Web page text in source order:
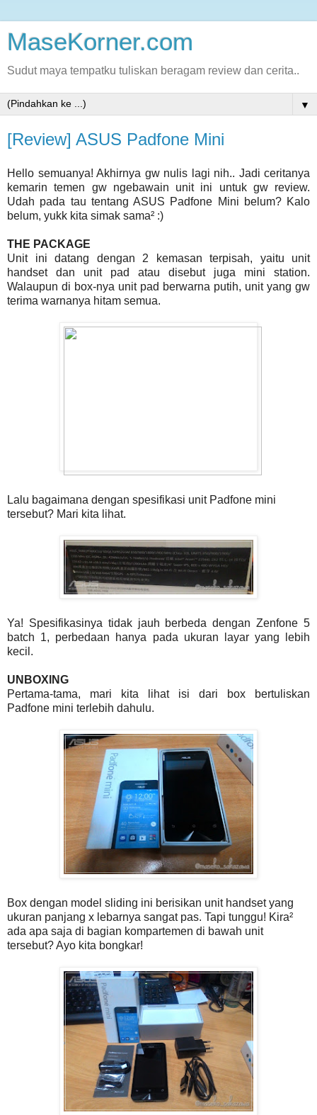
MaseKorner.com
Sudut maya tempatku tuliskan beragam review dan cerita..
▼
[Review] ASUS Padfone Mini
Hello semuanya! Akhirnya gw nulis lagi nih.. Jadi ceritanya
kemarin temen gw ngebawain unit ini untuk gw review.
Udah pada tau tentang ASUS Padfone Mini belum? Kalo
belum, yukk kita simak sama² :)
THE PACKAGE
Unit ini datang dengan 2 kemasan terpisah, yaitu unit
handset dan unit pad atau disebut juga mini station.
Walaupun di box-nya unit pad berwarna putih, unit yang gw
terima warnanya hitam semua.
Lalu bagaimana dengan spesifikasi unit Padfone mini
tersebut? Mari kita lihat.
Ya! Spesifikasinya tidak jauh berbeda dengan Zenfone 5
batch 1, perbedaan hanya pada ukuran layar yang lebih
kecil.
UNBOXING
Pertama-tama, mari kita lihat isi dari box bertuliskan
Padfone mini terlebih dahulu.
Box dengan model sliding ini berisikan unit handset yang
ukuran panjang x lebarnya sangat pas. Tapi tunggu! Kira²
ada apa saja di bagian kompartemen di bawah unit
tersebut? Ayo kita bongkar!